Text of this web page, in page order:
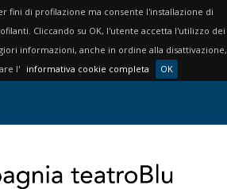
fini di profilazione ma consente l'installazione di
Cliccando su OK, l'utente accetta l'utilizzo dei
informazioni, anche in ordine alla disattivazione,
l' informativa cookie completa OK